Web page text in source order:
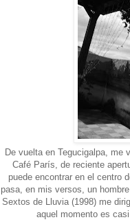
De vuelta en Tegucigalpa, me
Café París, de reciente
puede encontrar en el centro
pasa, en mis versos, un
Sextos de Lluvia (1998) me
aquel momento es